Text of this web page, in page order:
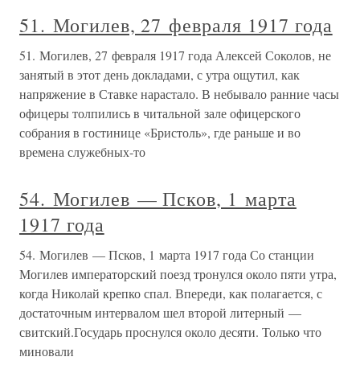
51. Могилев, 27 февраля 1917 года
51. Могилев, 27 февраля 1917 года Алексей Соколов, не
занятый в этот день докладами, с утра ощутил, как
напряжение в Ставке нарастало. В небывало ранние часы
офицеры толпились в читальной зале офицерского
собрания в гостинице «Бристоль», где раньше и во
времена служебных-то
54. Могилев — Псков, 1 марта
1917 года
54. Могилев — Псков, 1 марта 1917 года Со станции
Могилев императорский поезд тронулся около пяти утра,
когда Николай крепко спал. Впереди, как полагается, с
достаточным интервалом шел второй литерный —
свитский.Государь проснулся около десяти. Только что
миновали